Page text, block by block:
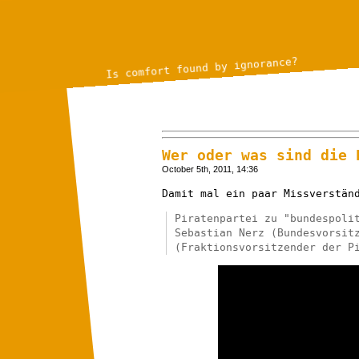
Is comfort found by ignorance?
Wer oder was sind die
October 5th, 2011, 14:36
Damit mal ein paar
Piratenpartei zu
Sebastian Nerz
(Fraktionsvorsitzender der